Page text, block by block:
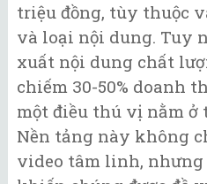
triệu đồng, tùy thuộc
và loại nội dung. Tuy
xuất nội dung chất
chiếm 30-50% doanh
một điều thú vị nằm ở
Nền tảng này không
video tâm linh, nhưng